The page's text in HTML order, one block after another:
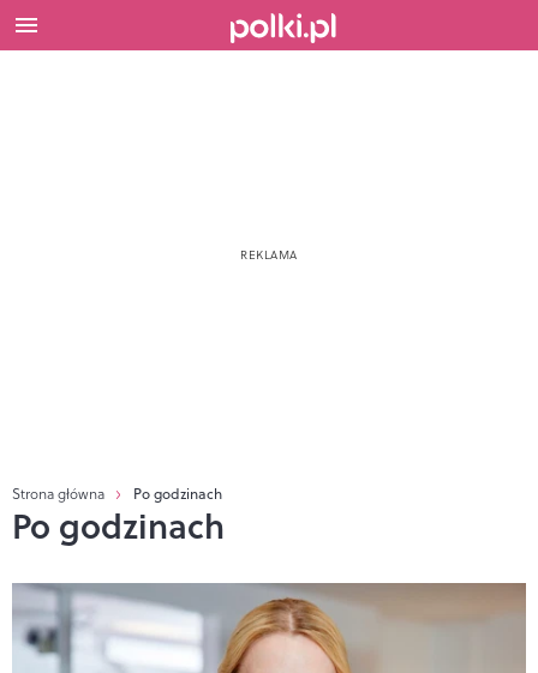
Strona główna Po godzinach
Po godzinach